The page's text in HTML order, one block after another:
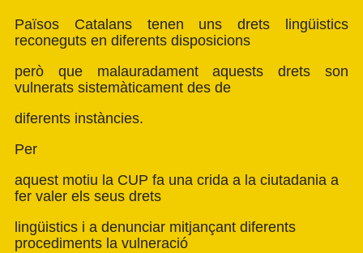
Països Catalans tenen uns drets lingüistics
reconeguts en diferents disposicions
però que malauradament aquests drets son
vulnerats sistemàticament des de
diferents instàncies.
Per
aquest motiu la CUP fa una crida a la ciutadania a
fer valer els seus drets
lingüistics i a denunciar mitjançant diferents
procediments la vulneració